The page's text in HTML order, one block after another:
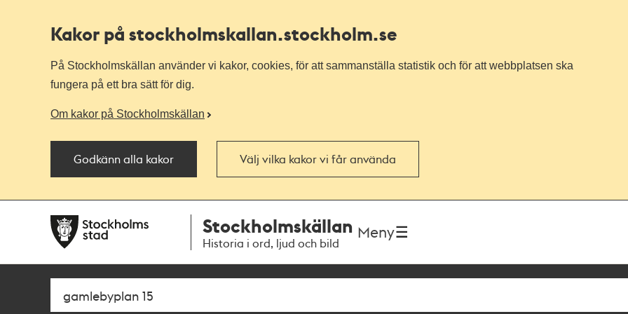
Kakor på stockholmskallan.stockholm.se
På Stockholmskällan använder vi kakor, cookies, för att sammanställa statistik och för att webbplatsen ska
fungera på ett bra sätt för dig.
Om kakor på Stockholmskällan
Godkänn alla kakor Välj vilka kakor vi får använda
navigationen
huvudinnehållet
Stockholmskällan
Historia i ord, ljud och bild
Meny
Sök